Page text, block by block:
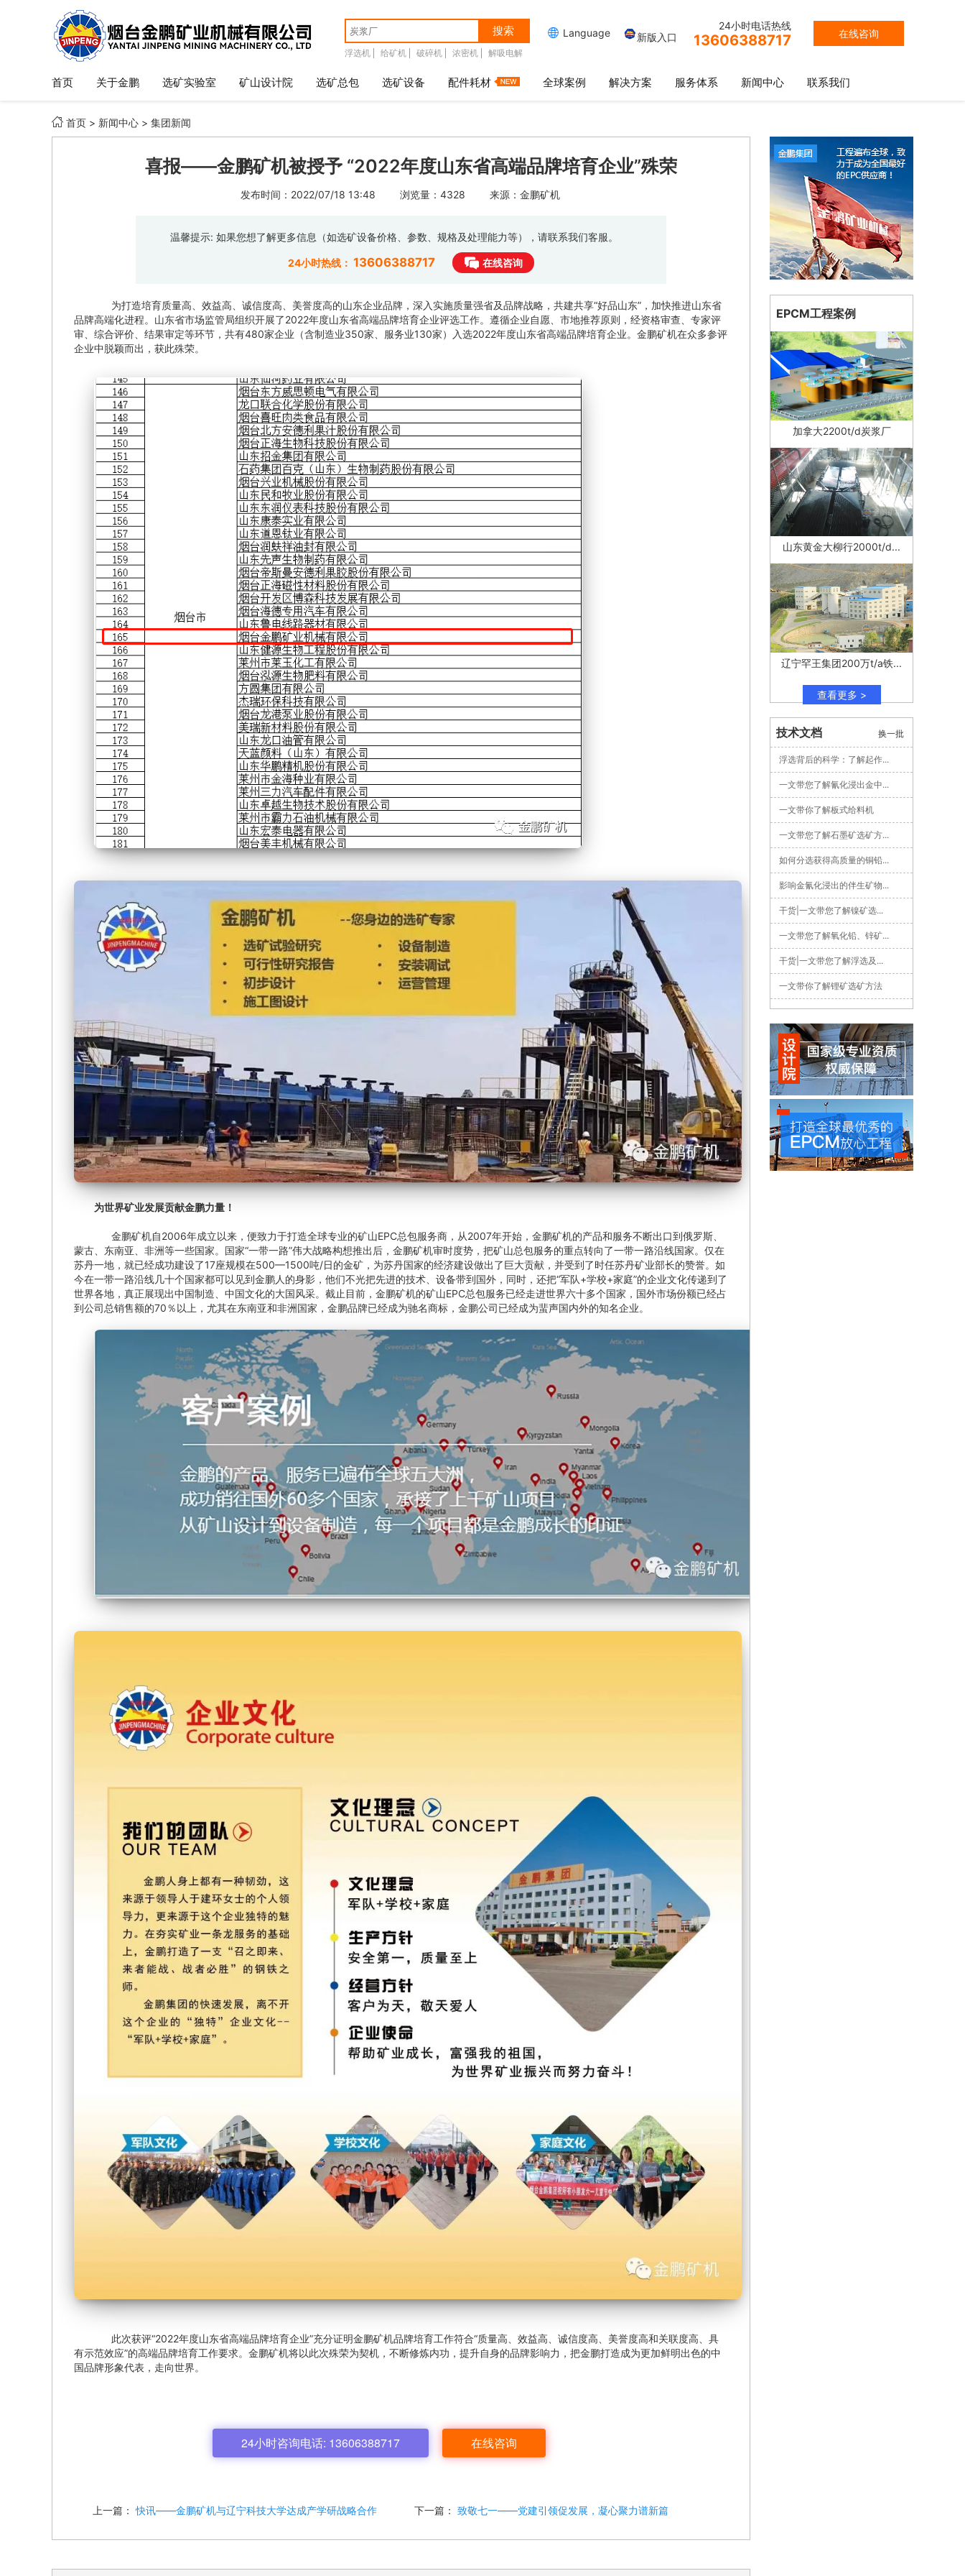
搜索
浮选机 给矿机 破碎机 浓密机 解吸电解
在线咨询
24小时电话热线
13606388717
 Language 新版入口
首页 关于金鹏 选矿实验室 矿山设计院 选矿总包 选矿设备 配件耗材 全球案例 解决方案 服务体系 新闻中心 联系我们
 首页 > 新闻中心 > 集团新闻
喜报——金鹏矿机被授予 “2022年度山东省高端品牌培育企业”殊荣
发布时间：2022/07/18 13:48 浏览量：4328 来源：金鹏矿机
温馨提示: 如果您想了解更多信息（如选矿设备价格、参数、规格及处理能力等），请联系我们客服。
24小时热线： 13606388717 在线咨询
为打造培育质量高、效益高、诚信度高、美誉度高的山东企业品牌，深入实施质量强省及品牌战略，共建共享“好品山东”，加快推进山东省
品牌高端化进程。山东省市场监管局组织开展了2022年度山东省高端品牌培育企业评选工作。遵循企业自愿、市地推荐原则，经资格审查、专家评
审、综合评价、结果审定等环节，共有480家企业（含制造业350家、服务业130家）入选2022年度山东省高端品牌培育企业。金鹏矿机在众多参评
企业中脱颖而出，获此殊荣。
为世界矿业发展贡献金鹏力量！
金鹏矿机自2006年成立以来，便致力于打造全球专业的矿山EPC总包服务商，从2007年开始，金鹏矿机的产品和服务不断出口到俄罗斯、
蒙古、东南亚、非洲等一些国家。国家“一带一路”伟大战略构想推出后，金鹏矿机审时度势，把矿山总包服务的重点转向了一带一路沿线国家。仅在
苏丹一地，就已经成功建设了17座规模在500—1500吨/日的金矿，为苏丹国家的经济建设做出了巨大贡献，并受到了时任苏丹矿业部长的赞誉。如
今在一带一路沿线几十个国家都可以见到金鹏人的身影，他们不光把先进的技术、设备带到国外，同时，还把“军队+学校+家庭”的企业文化传递到了
世界各地，真正展现出中国制造、中国文化的大国风采。截止目前，金鹏矿机的矿山EPC总包服务已经走进世界六十多个国家，国外市场份额已经占
到公司总销售额的70％以上，尤其在东南亚和非洲国家，金鹏品牌已经成为驰名商标，金鹏公司已经成为蜚声国内外的知名企业。
此次获评“2022年度山东省高端品牌培育企业”充分证明金鹏矿机品牌培育工作符合“质量高、效益高、诚信度高、美誉度高和关联度高、具
有示范效应”的高端品牌培育工作要求。金鹏矿机将以此次殊荣为契机，不断修炼内功，提升自身的品牌影响力，把金鹏打造成为更加鲜明出色的中
国品牌形象代表，走向世界。
24小时咨询电话: 13606388717 在线咨询
上一篇： 快讯——金鹏矿机与辽宁科技大学达成产学研战略合作 下一篇： 致敬七一——党建引领促发展，凝心聚力谱新篇
EPCM工程案例
加拿大2200t/d炭浆厂
山东黄金大柳行2000t/d...
辽宁罕王集团200万t/a铁...
查看更多 >
技术文档
浮选背后的科学：了解起作...
一文带您了解氰化浸出金中...
一文带你了解板式给料机
一文带您了解石墨矿选矿方...
如何分选获得高质量的铜铅...
影响金氰化浸出的伴生矿物...
干货|一文带您了解镍矿选...
一文带您了解氧化铅、锌矿...
干货|一文带您了解浮选及...
一文带你了解锂矿选矿方法
换一批